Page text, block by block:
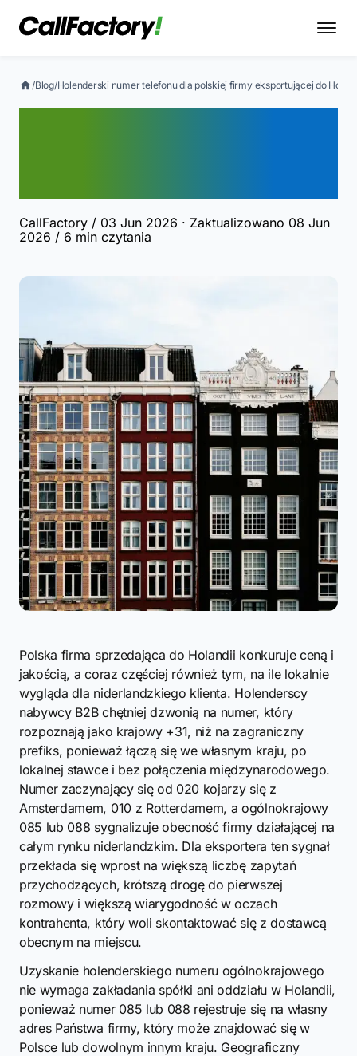
/Blog/Holenderski numer telefonu dla polskiej firmy eksportującej do
CallFactory / 03 Jun 2026 · Zaktualizowano 08 Jun
2026 / 6 min czytania
Polska firma sprzedająca do Holandii konkuruje ceną i
jakością, a coraz częściej również tym, na ile lokalnie
wygląda dla niderlandzkiego klienta. Holenderscy
nabywcy B2B chętniej dzwonią na numer, który
rozpoznają jako krajowy +31, niż na zagraniczny
prefiks, ponieważ łączą się we własnym kraju, po
lokalnej stawce i bez połączenia międzynarodowego.
Numer zaczynający się od 020 kojarzy się z
Amsterdamem, 010 z Rotterdamem, a ogólnokrajowy
085 lub 088 sygnalizuje obecność firmy działającej na
całym rynku niderlandzkim. Dla eksportera ten sygnał
przekłada się wprost na większą liczbę zapytań
przychodzących, krótszą drogę do pierwszej
rozmowy i większą wiarygodność w oczach
kontrahenta, który woli skontaktować się z dostawcą
obecnym na miejscu.
Uzyskanie holenderskiego numeru ogólnokrajowego
nie wymaga zakładania spółki ani oddziału w Holandii,
ponieważ numer 085 lub 088 rejestruje się na własny
adres Państwa firmy, który może znajdować się w
Polsce lub dowolnym innym kraju. Geograficzny